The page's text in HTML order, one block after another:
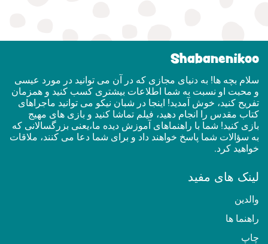
Shabanenikoo
سلام بچه ها! به دنیای مجازی که در آن می توانید در مورد عیسی
و محبت او نسبت به شما اطلاعات بیشتری کسب کنید و همزمان
تفریح ​​کنید، خوش آمدید! اینجا در شبان نیکو می توانید ماجراهای
کتاب مقدس را انجام دهید، فیلم تماشا کنید و بازی های مهیج
بازی کنید! شما با راهنماهای آموزش دیده ما،یعنی بزرگسالانی که
به سؤالات شما پاسخ خواهند داد و برای شما دعا می کنند، ملاقات
خواهید کرد.
لینک های مفید
والدین
راهنما ها
چاپ